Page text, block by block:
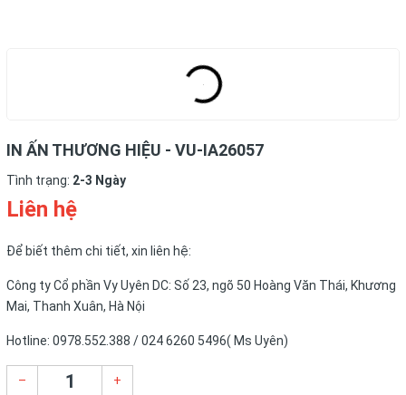
IN ẤN THƯƠNG HIỆU - VU-IA26057
Tình trạng: 2-3 Ngày
Liên hệ
Để biết thêm chi tiết, xin liên hệ:
Công ty Cổ phần Vy Uyên DC: Số 23, ngõ 50 Hoàng Văn Thái, Khương
Mai, Thanh Xuân, Hà Nội
Hotline: 0978.552.388 / 024 6260 5496( Ms Uyên)
– +